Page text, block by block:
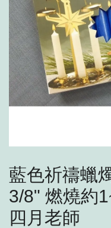
藍色祈禱蠟
3/8" 燃燒約
四月老師